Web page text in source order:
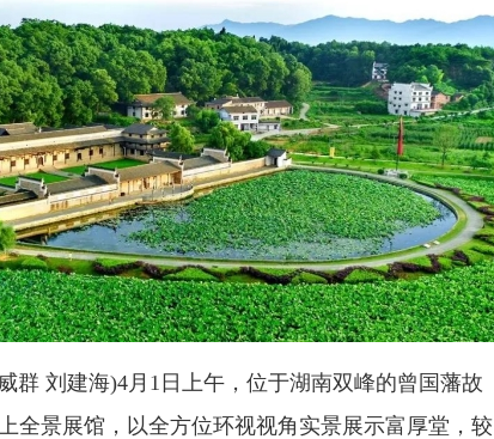
群 刘建海)4月1日上午，位于湖南双峰的曾国藩故
全景展馆，以全方位环视视角实景展示富厚堂，较